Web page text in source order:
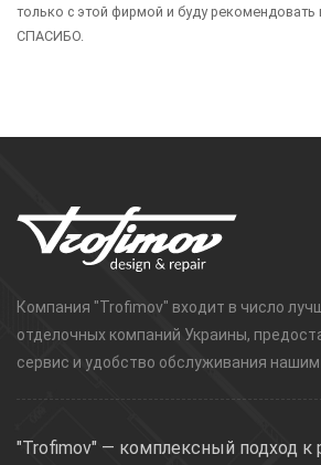
только с этой фирмой и буду
СПАСИБО.
Компания "Trofimov" входит в число
отделочных компаний Украины,
сервис и удобство обслуживания нашим
"Trofimov" — комплексный подход к